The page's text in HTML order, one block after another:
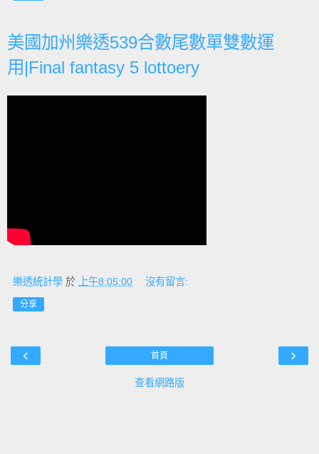
美國加州樂透539合數尾數單雙數運
用|Final fantasy 5 lottoery
樂透統計學 於 上午8:05:00 沒有留言:
分享
‹ ›
首頁
查看網路版